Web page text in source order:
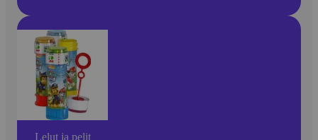
Lelut ja pelit